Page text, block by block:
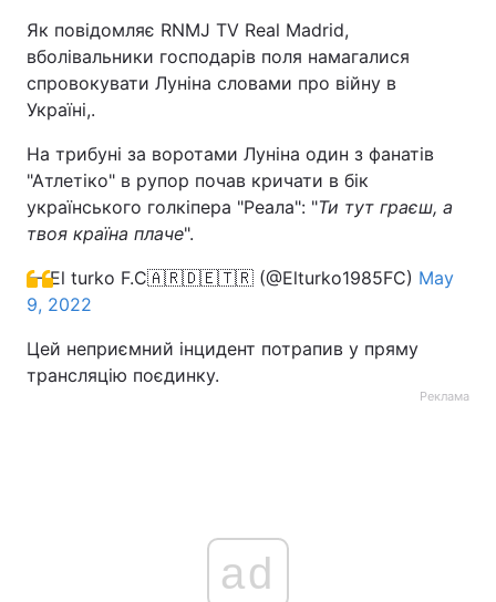
Тема оформлення
Як повідомляє RNMJ TV Real Madrid,
вболівальники господарів поля намагалися
спровокувати Луніна словами про війну в
Україні,.
На трибуні за воротами Луніна один з фанатів
"Атлетіко" в рупор почав кричати в бік
українського голкіпера "Реала": "Ти тут граєш, а
твоя країна плаче".
— El turko F.C🇦🇷🇩🇪🇹🇷 (@Elturko1985FC) May
9, 2022
Цей неприємний інцидент потрапив у пряму
трансляцію поєдинку.
Реклама
ad